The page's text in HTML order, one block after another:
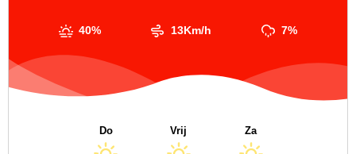
40% 13Km/h 7%
Do Vrij Za